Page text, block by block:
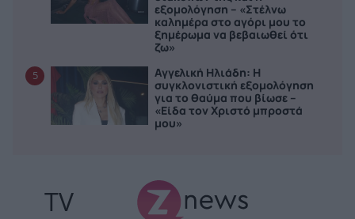
εξομολόγηση – «Στέλνω
καλημέρα στο αγόρι μου το
ξημέρωμα να βεβαιωθεί ότι
ζω»
5
Αγγελική Ηλιάδη: Η
συγκλονιστική εξομολόγηση
για το θαύμα που βίωσε –
«Είδα τον Χριστό μπροστά
μου»
TV